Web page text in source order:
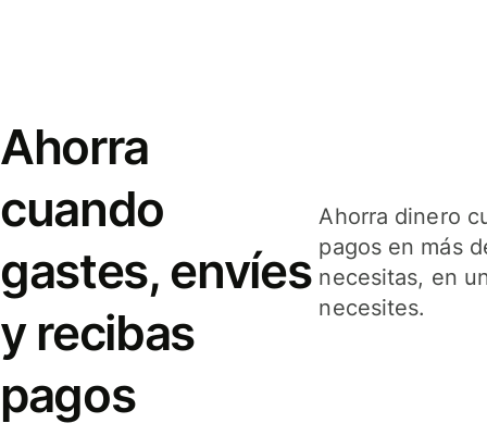
Ahorra
cuando
gastes, envíes
y recibas
pagos
Ahorra dinero
pagos en más
necesitas, en
necesites.